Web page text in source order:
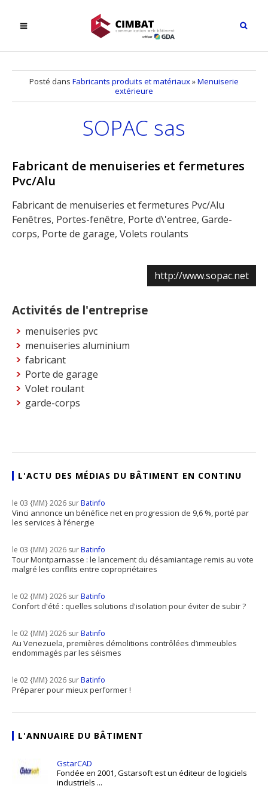
Posté dans Fabricants produits et matériaux»Menuiserie
extérieure
SOPAC sas
Fabricant de menuiseries et fermetures
Pvc/Alu
Fabricant de menuiseries et fermetures Pvc/Alu
Fenêtres, Portes-fenêtre, Porte d\'entree, Garde-
corps, Porte de garage, Volets roulants
http://www.sopac.net
Activités de l'entreprise
menuiseries pvc
menuiseries aluminium
fabricant
Porte de garage
Volet roulant
garde-corps
L'ACTU DES MÉDIAS DU BÂTIMENT EN CONTINU
le 03 {MM} 2026 surBatinfo
Vinci annonce un bénéfice net en progression de 9,6 %, porté par
les services à l’énergie
le 03 {MM} 2026 surBatinfo
Tour Montparnasse : le lancement du désamiantage remis au vote
malgré les conflits entre copropriétaires
le 02 {MM} 2026 surBatinfo
Confort d'été : quelles solutions d'isolation pour éviter de subir ?
le 02 {MM} 2026 surBatinfo
Au Venezuela, premières démolitions contrôlées d’immeubles
endommagés par les séismes
le 02 {MM} 2026 surBatinfo
Préparer pour mieux performer !
L'ANNUAIRE DU BÂTIMENT
GstarCAD
Fondée en 2001, Gstarsoft est un éditeur de logiciels
industriels ...